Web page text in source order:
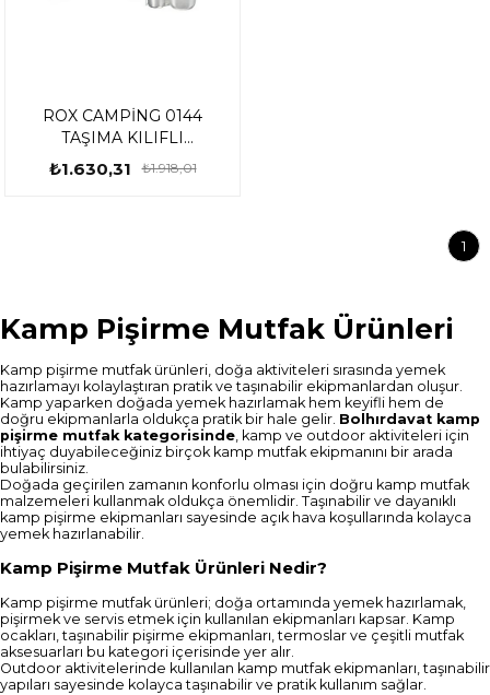
ROX CAMPİNG 0144
TAŞIMA KILIFLI
ALÜMİNYUM MATARA KAP
SETİ 153CAMP0144
₺1.630,31 ₺1.918,01
1
Kamp Pişirme Mutfak Ürünleri
Kamp pişirme mutfak ürünleri, doğa aktiviteleri sırasında yemek
hazırlamayı kolaylaştıran pratik ve taşınabilir ekipmanlardan oluşur.
Kamp yaparken doğada yemek hazırlamak hem keyifli hem de
doğru ekipmanlarla oldukça pratik bir hale gelir. Bolhırdavat kamp
pişirme mutfak kategorisinde, kamp ve outdoor aktiviteleri için
ihtiyaç duyabileceğiniz birçok kamp mutfak ekipmanını bir arada
bulabilirsiniz.
Doğada geçirilen zamanın konforlu olması için doğru kamp mutfak
malzemeleri kullanmak oldukça önemlidir. Taşınabilir ve dayanıklı
kamp pişirme ekipmanları sayesinde açık hava koşullarında kolayca
yemek hazırlanabilir.
Kamp Pişirme Mutfak Ürünleri Nedir?
Kamp pişirme mutfak ürünleri; doğa ortamında yemek hazırlamak,
pişirmek ve servis etmek için kullanılan ekipmanları kapsar. Kamp
ocakları, taşınabilir pişirme ekipmanları, termoslar ve çeşitli mutfak
aksesuarları bu kategori içerisinde yer alır.
Outdoor aktivitelerinde kullanılan kamp mutfak ekipmanları, taşınabilir
yapıları sayesinde kolayca taşınabilir ve pratik kullanım sağlar.